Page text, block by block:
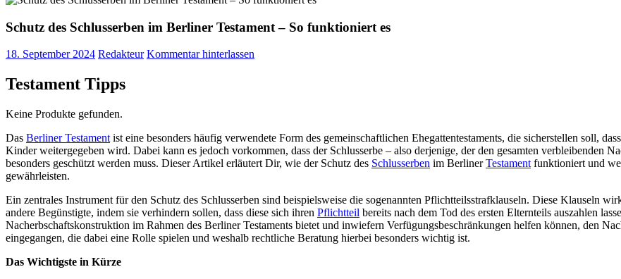
Schutz des Schlusserben im Berliner Testament – So funktioniert es
18. September 2024 Redakteur Kommentar hinterlassen
Testament Tipps
Keine Produkte gefunden.
Das Berliner Testament ist eine besonders häufig verwendete Form des gemeinschaftlichen Ehegattentestaments, die sicherstellen soll,
Kinder weitergegeben wird. Dabei kann es jedoch vorkommen, dass der Schlusserbe – also derjenige, der den gesamten verbleibenden
besonders geschützt werden muss. Dieser Artikel erläutert Dir, wie der Schutz des Schlusserben im BerlinerTestament funktioniert und
gewährleisten.
Ein zentrales Instrument für den Schutz des Schlusserben sind beispielsweise die sogenannten Pflichtteilsstrafklauseln. Diese Klauseln
andere Begünstigte, indem sie verhindern sollen, dass diese sich ihren Pflichtteil bereits nach dem Tod des ersten Elternteils auszahlen
Nacherbschaftskonstruktion im Rahmen des Berliner Testaments bietet und inwiefern Verfügungsbeschränkungen helfen können, den
eingegangen, die dabei eine Rolle spielen und weshalb rechtliche Beratung hierbei besonders wichtig ist.
Das Wichtigste in Kürze